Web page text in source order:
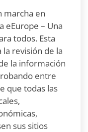
marcha en
eEurope – Una
todos. Esta
la revisión de la
la información
entre
que todas las
sus sitios